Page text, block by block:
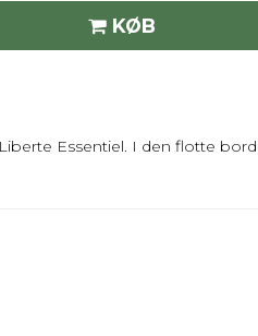
KØB
Essentiel. I den flotte